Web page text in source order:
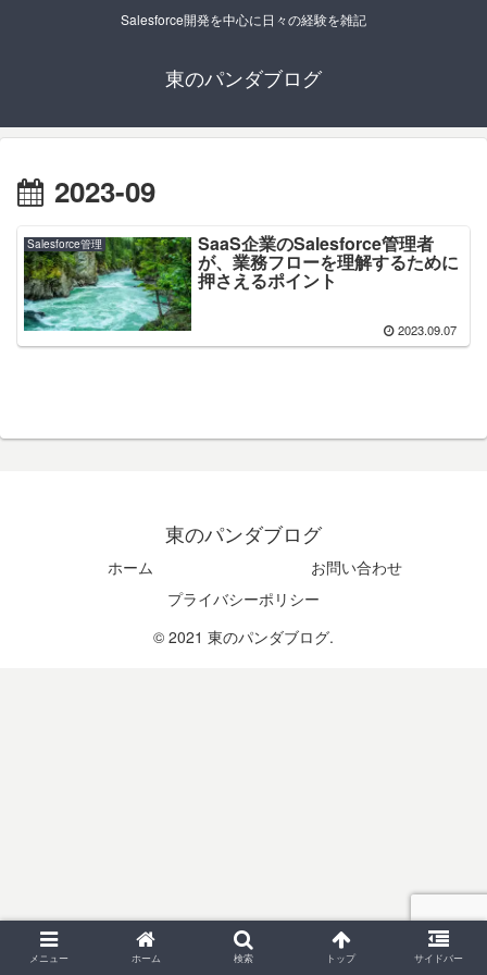
Salesforce開発を中心に日々の経験を雑記
東のパンダブログ
2023-09
Salesforce管理 SaaS企業のSalesforce管理者
が、業務フローを理解するために
押さえるポイント
2023.09.07
東のパンダブログ
ホーム
お問い合わせ
プライバシーポリシー
© 2021 東のパンダブログ.
メニュー ホーム 検索 トップ サイドバー